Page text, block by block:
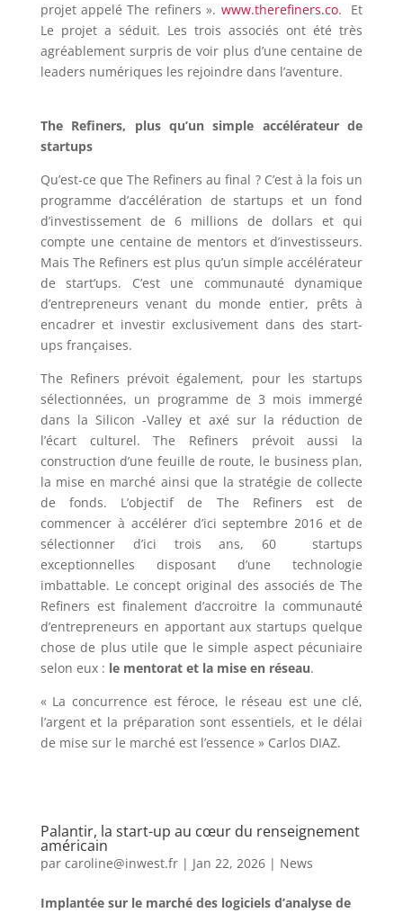
projet appelé The refiners ». www.therefiners.co. Et
Le projet a séduit. Les trois associés ont été très
agréablement surpris de voir plus d’une centaine de
leaders numériques les rejoindre dans l’aventure.
The Refiners, plus qu’un simple accélérateur de
startups
Qu’est-ce que The Refiners au final ? C’est à la fois un
programme d’accélération de startups et un fond
d’investissement de 6 millions de dollars et qui
compte une centaine de mentors et d’investisseurs.
Mais The Refiners est plus qu’un simple accélérateur
de start’ups. C’est une communauté dynamique
d’entrepreneurs venant du monde entier, prêts à
encadrer et investir exclusivement dans des start-
ups françaises.
The Refiners prévoit également, pour les startups
sélectionnées, un programme de 3 mois immergé
dans la Silicon -Valley et axé sur la réduction de
l’écart culturel. The Refiners prévoit aussi la
construction d’une feuille de route, le business plan,
la mise en marché ainsi que la stratégie de collecte
de fonds. L’objectif de The Refiners est de
commencer à accélérer d’ici septembre 2016 et de
sélectionner d’ici trois ans, 60 startups
exceptionnelles disposant d’une technologie
imbattable. Le concept original des associés de The
Refiners est finalement d’accroitre la communauté
d’entrepreneurs en apportant aux startups quelque
chose de plus utile que le simple aspect pécuniaire
selon eux : le mentorat et la mise en réseau.
« La concurrence est féroce, le réseau est une clé,
l’argent et la préparation sont essentiels, et le délai
de mise sur le marché est l’essence » Carlos DIAZ.
Palantir, la start-up au cœur du renseignement
américain
par caroline@inwest.fr| Jan 22, 2026| News
Implantée sur le marché des logiciels d’analyse de